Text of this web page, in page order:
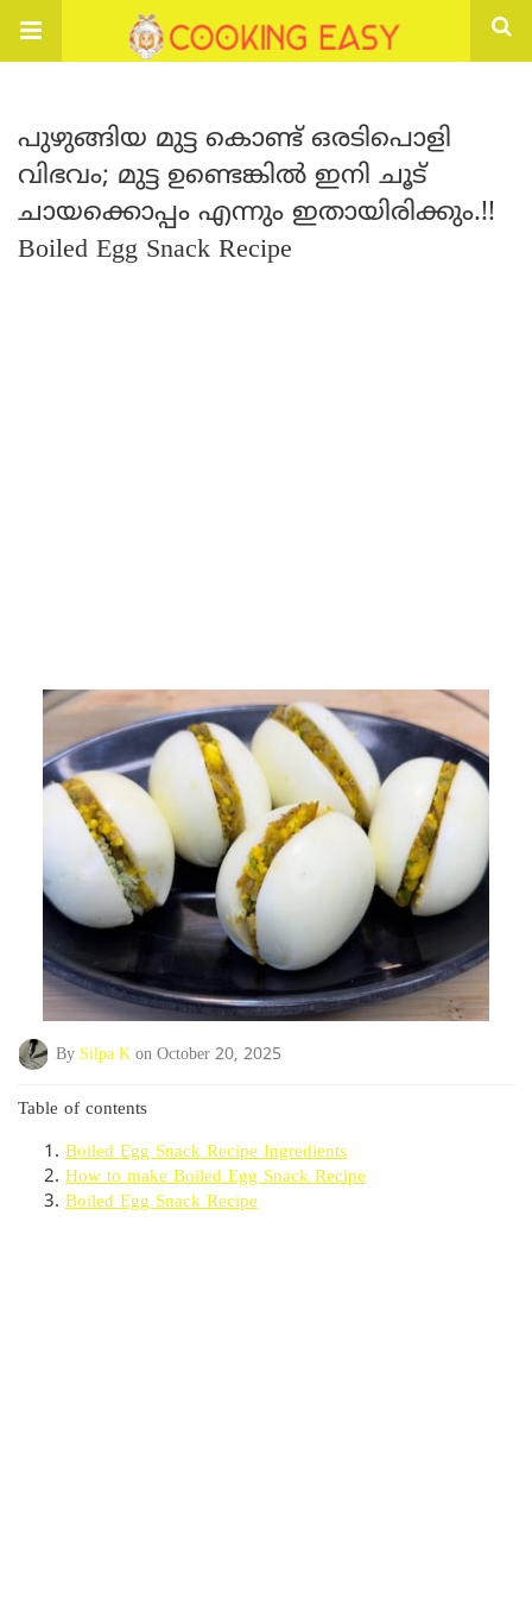
പുഴുങ്ങിയ മുട്ട കൊണ്ട് ഒരടിപൊളി
വിഭവം; മുട്ട ഉണ്ടെങ്കിൽ ഇനി ചൂട്
ചായക്കൊപ്പം എന്നും ഇതായിരിക്കും.!!
Boiled Egg Snack Recipe
By Silpa K on October 20, 2025
Table of contents
Boiled Egg Snack Recipe Ingredients
How to make Boiled Egg Snack Recipe
Boiled Egg Snack Recipe